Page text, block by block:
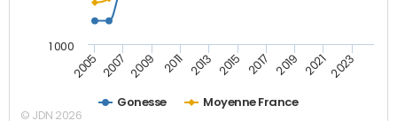
Gonesse Moyenne France
2005 2007 2009 2011 2013 2015 2017 2019 2021 2023
1 000
© JDN 2026